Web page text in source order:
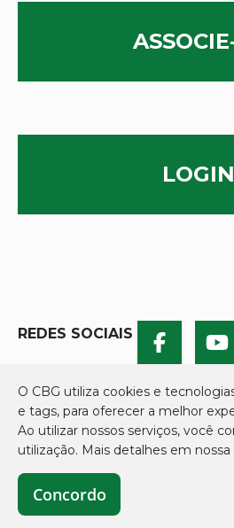
LOGIN
REDES SOCIAIS
O CBG utiliza cookies e
e tags, para oferecer a melhor
Ao utilizar nossos serviços, você
utilização. Mais detalhes em nossa
Concordo